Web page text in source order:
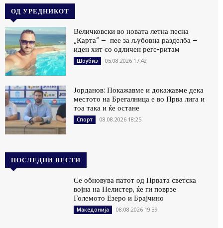
ОД УРЕДНИКОТ
Величковски во новата летна песна
„Карта“ – пее за љубовна разделба –
иден хит со одличен реге-ритам
Шоубиз 05.08.2026 17:42
Јорданов: Покажавме и докажавме дека
местото на Брегалница е во Прва лига и
тоа така и ќе остане
Спорт 08.08.2026 18:25
ПОСЛЕДНИ ВЕСТИ
Се обновува патот од Првата светска
војна на Пелистер, ќе ги поврзе
Големото Езеро и Брајчино
Македонија 08.08.2026 19:39